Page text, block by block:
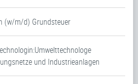
(w/m/d) Grundsteuer
und Industrieanlagen